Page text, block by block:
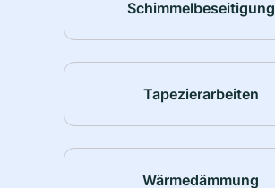
Schimmelbeseitigung
Tapezierarbeiten
Wärmedämmung